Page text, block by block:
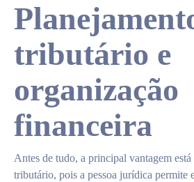
tributário e
organização
financeira
Antes de tudo, a principal vantagem
tributário, pois a pessoa jurídica permite